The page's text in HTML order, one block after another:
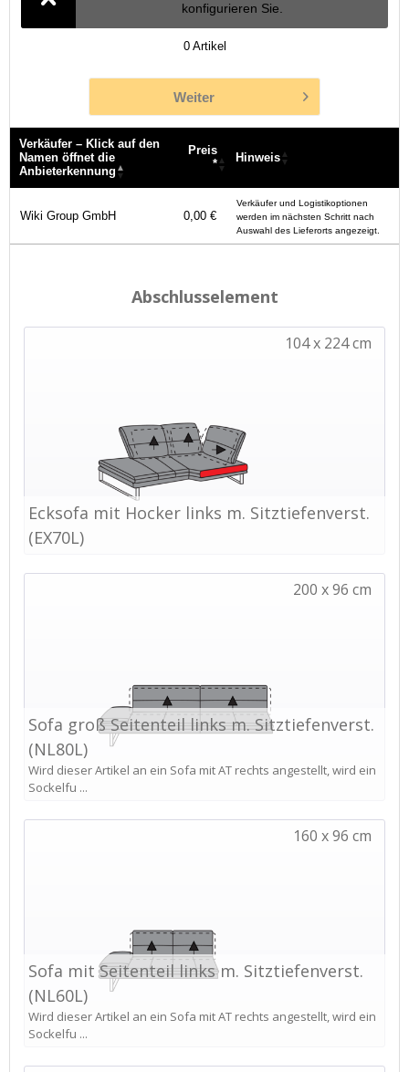
konfigurieren Sie.
0 Artikel
Weiter
Verkäufer – Klick auf den
Namen öffnet die
Anbieterkennung
Preis
*
Hinweis
Namen öffnet die
Anbieterkennung
*
Wiki Group GmbH
0,00 €
Verkäufer und Logistikoptionen
werden im nächsten Schritt nach
Auswahl des Lieferorts angezeigt.